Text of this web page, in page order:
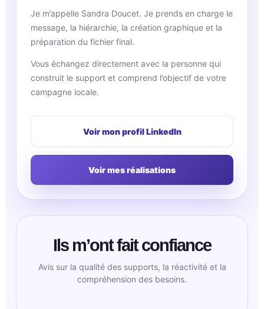
Je m’appelle Sandra Doucet. Je prends en charge le
message, la hiérarchie, la création graphique et la
préparation du fichier final.
Vous échangez directement avec la personne qui
construit le support et comprend l’objectif de votre
campagne locale.
Voir mon profil LinkedIn
Voir mes réalisations
Ils m’ont fait confiance
Avis sur la qualité des supports, la réactivité et la
compréhension des besoins.